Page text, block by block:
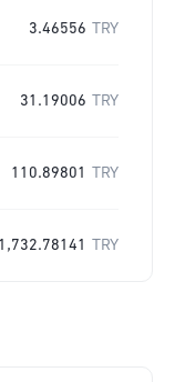
3.46556 TRY
31.19006 TRY
110.89801 TRY
1,732.78141 TRY